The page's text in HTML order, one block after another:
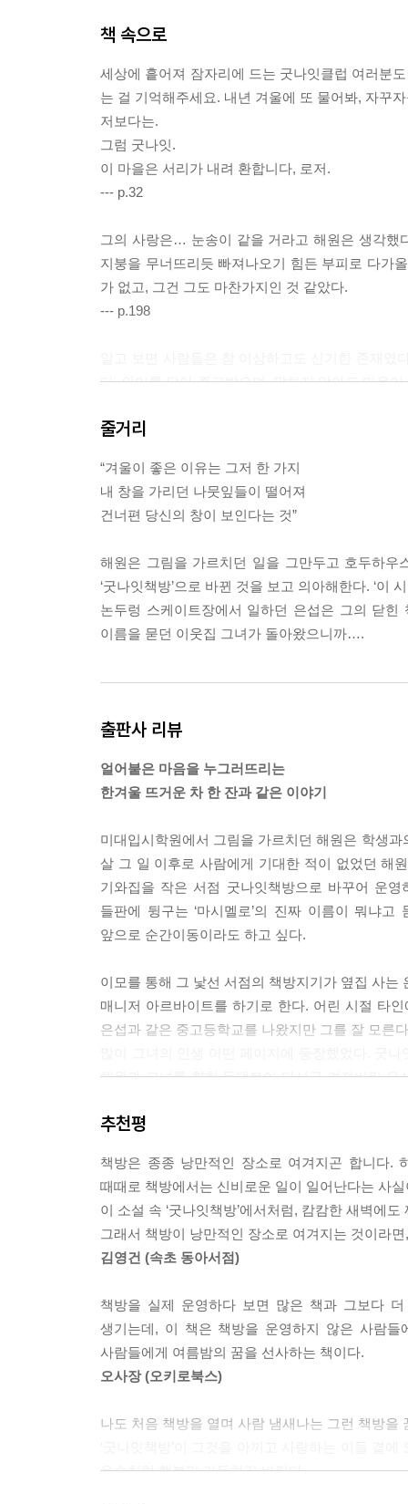
책 속으로
세상에 흩어져 잠자리에 드는 굿나잇클럽 여러분
는 걸 기억해주세요. 내년 겨울에 또 물어봐, 자꾸
저보다는.
그럼 굿나잇.
이 마을은 서리가 내려 환합니다, 로저.
--- p.32
그의 사랑은… 눈송이 같을 거라고 해원은 생각했
지붕을 무너뜨리듯 빠져나오기 힘든 부피로 다가
가 없고, 그건 그도 마찬가지인 것 같았다.
--- p.198
다. 의미를 담아 주고받으며, 말하지 않아도 마음
줄거리
“겨울이 좋은 이유는 그저 한 가지
내 창을 가리던 나뭇잎들이 떨어져
건너편 당신의 창이 보인다는 것”
해원은 그림을 가르치던 일을 그만두고 호두하
‘굿나잇책방’으로 바뀐 것을 보고 의아해한다. ‘이
논두렁 스케이트장에서 일하던 은섭은 그의 닫
이름을 묻던 이웃집 그녀가 돌아왔으니까….
출판사 리뷰
얼어붙은 마음을 누그러뜨리는
한겨울 뜨거운 차 한 잔과 같은 이야기
미대입시학원에서 그림을 가르치던 해원은 학생
살 그 일 이후로 사람에게 기대한 적이 없었던 해
기와집을 작은 서점 굿나잇책방으로 바꾸어 운
들판에 뒹구는 ‘마시멜로’의 진짜 이름이 뭐냐
앞으로 순간이동이라도 하고 싶다.
이모를 통해 그 낯선 서점의 책방지기가 옆집 사
매니저 아르바이트를 하기로 한다. 어린 시절 타
은섭과 같은 중고등학교를 나왔지만 그를 잘 모른
해원과 그녀를 향한 등댓불이 다시금 켜져버린
추천평
책방은 종종 낭만적인 장소로 여겨지곤 합니다.
때때로 책방에서는 신비로운 일이 일어난다는 사
이 소설 속 ‘굿나잇책방’에서처럼, 캄캄한 새벽에
그래서 책방이 낭만적인 장소로 여겨지는 것이라
김영건 (속초 동아서점)
책방을 실제 운영하다 보면 많은 책과 그보다
생기는데, 이 책은 책방을 운영하지 않은 사람
사람들에게 여름밤의 꿈을 선사하는 책이다.
오사장 (오키로북스)
나도 처음 책방을 열며 사람 냄새나는 그런 책방을
윤슬처럼 행복만 가득하길 바란다.